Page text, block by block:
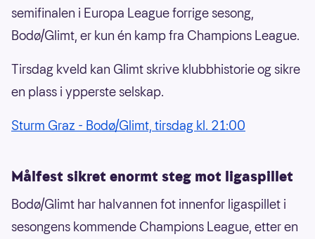
semifinalen i Europa League forrige sesong,
Bodø/Glimt, er kun én kamp fra Champions League.
Tirsdag kveld kan Glimt skrive klubbhistorie og sikre
en plass i ypperste selskap.
Sturm Graz - Bodø/Glimt, tirsdag kl. 21:00
Målfest sikret enormt steg mot ligaspillet
Bodø/Glimt har halvannen fot innenfor ligaspillet i
sesongens kommende Champions League, etter en